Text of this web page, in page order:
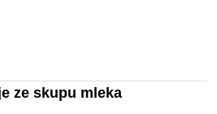
ze skupu mleka